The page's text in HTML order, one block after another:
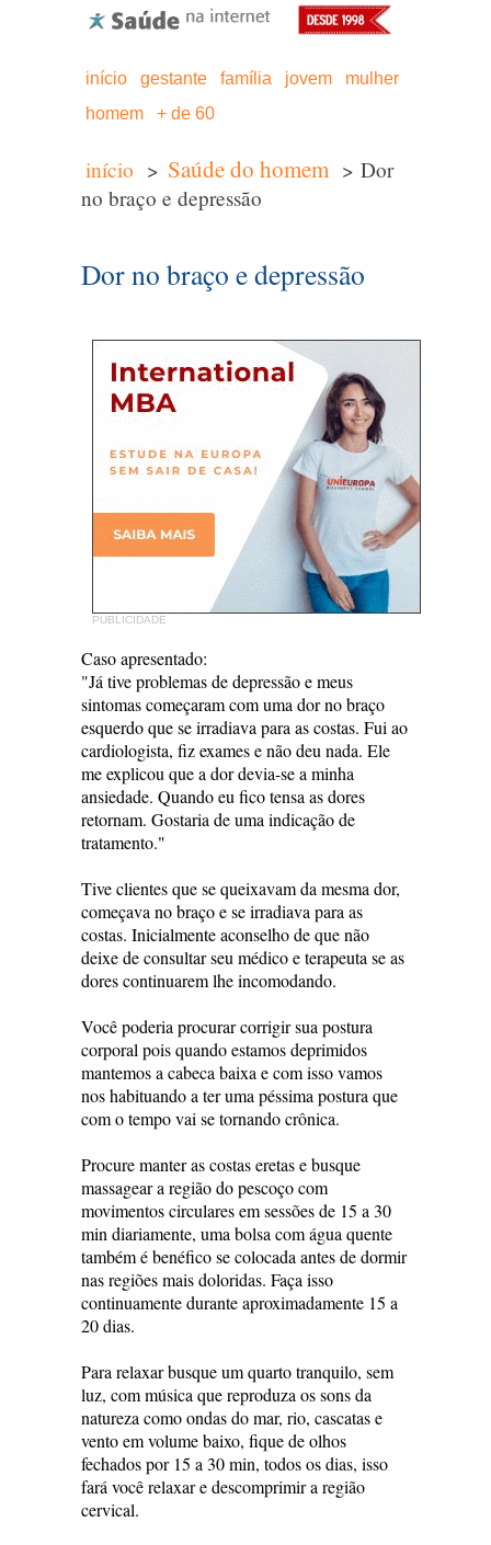
início gestante família jovem
mulher
homem
+ de 60
início > Saúde do homem > Dor
no braço e depressão
Dor no braço e depressão
PUBLICIDADE
Caso apresentado:
"Já tive problemas de depressão e meus
sintomas começaram com uma dor no braço
esquerdo que se irradiava para as costas. Fui ao
cardiologista, fiz exames e não deu nada. Ele
me explicou que a dor devia-se a minha
ansiedade. Quando eu fico tensa as dores
retornam. Gostaria de uma indicação de
tratamento."
Tive clientes que se queixavam da mesma dor,
começava no braço e se irradiava para as
costas. Inicialmente aconselho de que não
deixe de consultar seu médico e terapeuta se as
dores continuarem lhe incomodando.
Você poderia procurar corrigir sua postura
corporal pois quando estamos deprimidos
mantemos a cabeca baixa e com isso vamos
nos habituando a ter uma péssima postura que
com o tempo vai se tornando crônica.
Procure manter as costas eretas e busque
massagear a região do pescoço com
movimentos circulares em sessões de 15 a 30
min diariamente, uma bolsa com água quente
também é benéfico se colocada antes de dormir
nas regiões mais doloridas. Faça isso
continuamente durante aproximadamente 15 a
20 dias.
Para relaxar busque um quarto tranquilo, sem
luz, com música que reproduza os sons da
natureza como ondas do mar, rio, cascatas e
vento em volume baixo, fique de olhos
fechados por 15 a 30 min, todos os dias, isso
fará você relaxar e descomprimir a região
cervical.